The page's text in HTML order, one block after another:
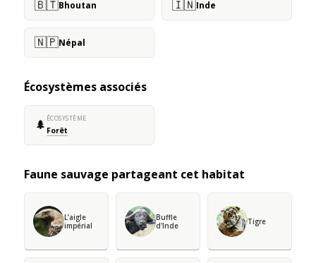
🇧🇹Bhoutan 🇮🇳Inde
🇳🇵Népal
Écosystèmes associés
🌲 ÉCOSYSTÈME
Forêt
Faune sauvage partageant cet habitat
L’aigle
impérial
Buffle
d'Inde
Tigre